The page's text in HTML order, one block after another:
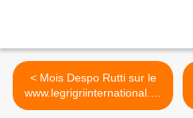
< Mois Despo Rutti sur le
www.legrigriinternational.co
m - Tueur en serie